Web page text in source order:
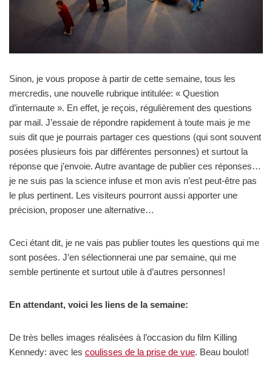
Sinon, je vous propose à partir de cette semaine, tous les
mercredis, une nouvelle rubrique intitulée: « Question
d’internaute ». En effet, je reçois, régulièrement des questions
par mail. J’essaie de répondre rapidement à toute mais je me
suis dit que je pourrais partager ces questions (qui sont souvent
posées plusieurs fois par différentes personnes) et surtout la
réponse que j’envoie. Autre avantage de publier ces réponses…
je ne suis pas la science infuse et mon avis n’est peut-être pas
le plus pertinent. Les visiteurs pourront aussi apporter une
précision, proposer une alternative…
Ceci étant dit, je ne vais pas publier toutes les questions qui me
sont posées. J’en sélectionnerai une par semaine, qui me
semble pertinente et surtout utile à d’autres personnes!
En attendant, voici les liens de la semaine:
De très belles images réalisées à l’occasion du film Killing
Kennedy: avec les coulisses de la prise de vue. Beau boulot!